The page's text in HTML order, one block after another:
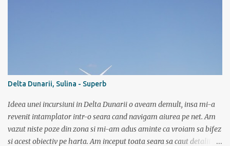
pe acolo decat incepand cu ultimii 3 ani. Dar daca vreau triatlon
trebuie sa si inot, iar in bazin acest lucru chiar imi place. Dar daca
vreau triatlon trebuie sa inot si in lac, mai ales in lac. Văleu! Hai ca
n-o fi ala negru asa de negru (negr...
Delta Dunarii, Sulina - Superb
Ideea unei incursiuni in Delta Dunarii o aveam demult, insa mi-a
revenit intamplator intr-o seara cand navigam aiurea pe net. Am
vazut niste poze din zona si mi-am adus aminte ca vroiam sa bifez
si acest obiectiv pe harta. Am inceput toata seara sa caut detalii pe